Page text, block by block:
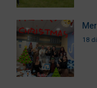
18